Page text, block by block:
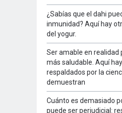
¿Sabías que el dahi
inmunidad? Aquí hay
del yogur.
Ser amable en realidad
más saludable. Aquí
respaldados por la
demuestran
Cuánto es demasiado
puede ser perjudicial: